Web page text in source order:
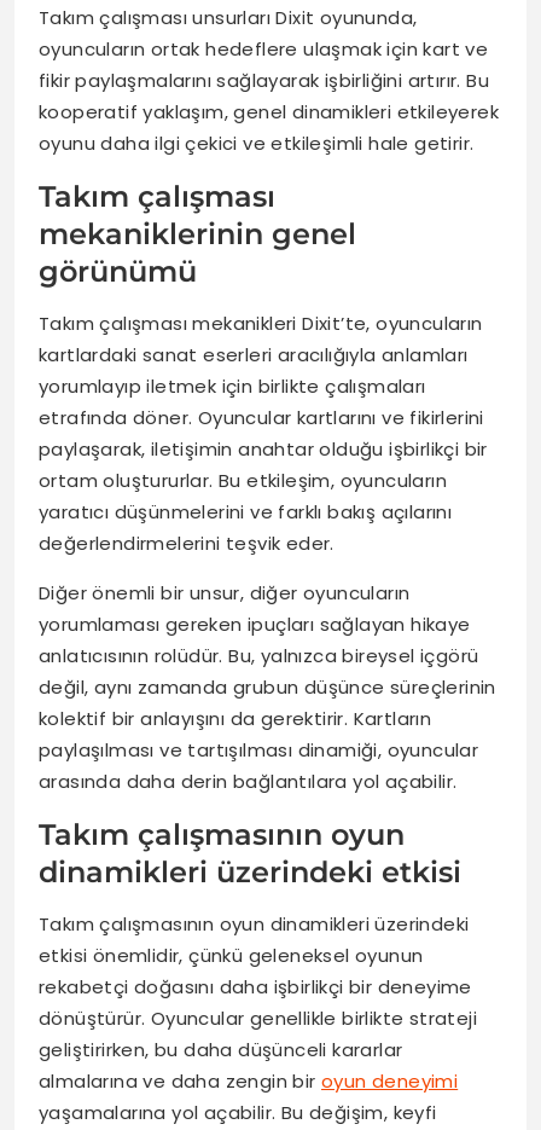
Takım çalışması unsurları Dixit oyununda,
oyuncuların ortak hedeflere ulaşmak için kart ve
fikir paylaşmalarını sağlayarak işbirliğini artırır. Bu
kooperatif yaklaşım, genel dinamikleri etkileyerek
oyunu daha ilgi çekici ve etkileşimli hale getirir.
Takım çalışması
mekaniklerinin genel
görünümü
Takım çalışması mekanikleri Dixit’te, oyuncuların
kartlardaki sanat eserleri aracılığıyla anlamları
yorumlayıp iletmek için birlikte çalışmaları
etrafında döner. Oyuncular kartlarını ve fikirlerini
paylaşarak, iletişimin anahtar olduğu işbirlikçi bir
ortam oluştururlar. Bu etkileşim, oyuncuların
yaratıcı düşünmelerini ve farklı bakış açılarını
değerlendirmelerini teşvik eder.
Diğer önemli bir unsur, diğer oyuncuların
yorumlaması gereken ipuçları sağlayan hikaye
anlatıcısının rolüdür. Bu, yalnızca bireysel içgörü
değil, aynı zamanda grubun düşünce süreçlerinin
kolektif bir anlayışını da gerektirir. Kartların
paylaşılması ve tartışılması dinamiği, oyuncular
arasında daha derin bağlantılara yol açabilir.
Takım çalışmasının oyun
dinamikleri üzerindeki etkisi
Takım çalışmasının oyun dinamikleri üzerindeki
etkisi önemlidir, çünkü geleneksel oyunun
rekabetçi doğasını daha işbirlikçi bir deneyime
dönüştürür. Oyuncular genellikle birlikte strateji
geliştirirken, bu daha düşünceli kararlar
almalarına ve daha zengin bir oyun deneyimi
yaşamalarına yol açabilir. Bu değişim, keyfi